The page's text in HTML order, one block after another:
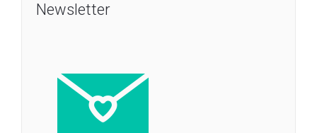
Newsletter